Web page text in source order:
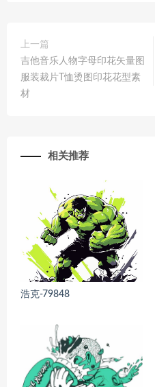
上一篇
吉他音乐人物字母印花矢量图
服装裁片T恤烫图印花花型素
材
相关推荐
浩克-79848